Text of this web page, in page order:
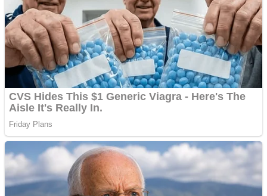
Ofera def între special
Vând domeniu+website
de publicitate de tip
Adsense